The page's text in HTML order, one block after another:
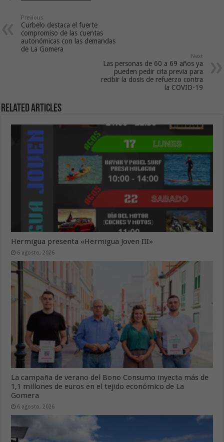
Previous
Curbelo destaca el fuerte
compromiso de las cuentas
autonómicas con las demandas
de La Gomera
Next
Las personas de 60 a 69 años ya
pueden pedir cita previa para
recibir la dosis de refuerzo contra
la COVID-19
Related Articles
Hermigua presenta «Hermigua Joven III»
6 agosto, 2026
La campaña de verano del Bono Consumo inyecta más de
1,1 millones de euros en el tejido económico de La
Gomera
6 agosto, 2026